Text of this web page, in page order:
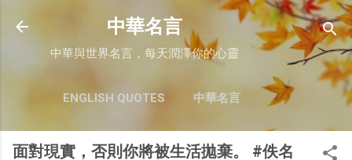
跳至主要內容
中華名言
中華與世界名言，每天潤澤你的心靈
ENGLISH QUOTES 中華名言
面對現實，否則你將被生活拋棄。 #佚名